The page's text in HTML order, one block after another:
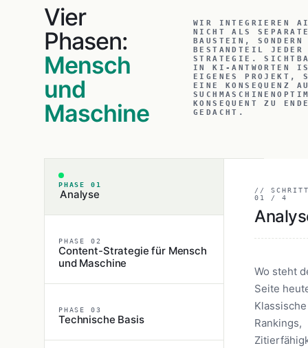
Vier
Phasen:
Mensch
und
Maschine
WIR INTEGRIEREN
NICHT ALS
BAUSTEIN, SONDERN
BESTANDTEIL
STRATEGIE.
IN KI-ANTWORTEN
EIGENES PROJEKT,
EINE KONSEQUENZ
KONSEQUENT ZU
GEDACHT.
PHASE 01
Analyse
PHASE 02
Content-Strategie für Mensch
und Maschine
PHASE 03
Technische Basis
//
01 / 4
Wo steht
Seite
Klassische
Rankings,